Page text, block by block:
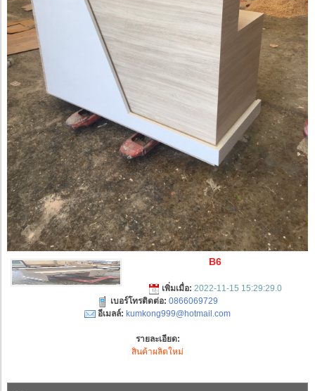
B6
เพิ่มเมื่อ: 2022-11-15 15:29:29.0
เบอร์โทรติดต่อ: 0866069729
อีเมลล์: kumkong999@hotmail.com
รายละเอียด:
สินค้าผลิตใหม่